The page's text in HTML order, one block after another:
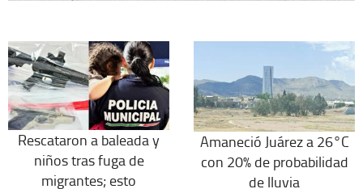
Rescataron a baleada y
niños tras fuga de
migrantes; esto
Amaneció Juárez a 26°C
con 20% de probabilidad
de lluvia